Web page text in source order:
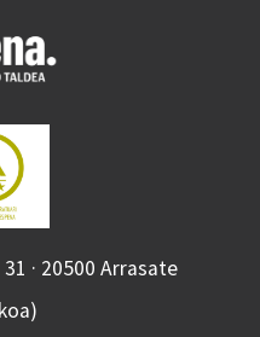
· 20500 Arrasate